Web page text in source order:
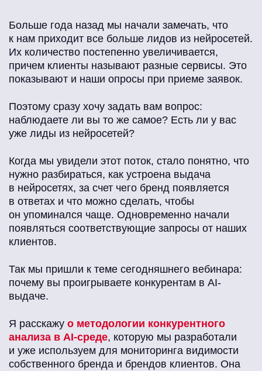
Больше года назад мы начали замечать, что
к нам приходит все больше лидов из нейросетей.
Их количество постепенно увеличивается,
причем клиенты называют разные сервисы. Это
показывают и наши опросы при приеме заявок.
Поэтому сразу хочу задать вам вопрос:
наблюдаете ли вы то же самое? Есть ли у вас
уже лиды из нейросетей?
Когда мы увидели этот поток, стало понятно, что
нужно разбираться, как устроена выдача
в нейросетях, за счет чего бренд появляется
в ответах и что можно сделать, чтобы
он упоминался чаще. Одновременно начали
появляться соответствующие запросы от наших
клиентов.
Так мы пришли к теме сегодняшнего вебинара:
почему вы проигрываете конкурентам в AI-
выдаче.
Я расскажу о методологии конкурентного
анализа в AI-среде, которую мы разработали
и уже используем для мониторинга видимости
собственного бренда и брендов клиентов. Она